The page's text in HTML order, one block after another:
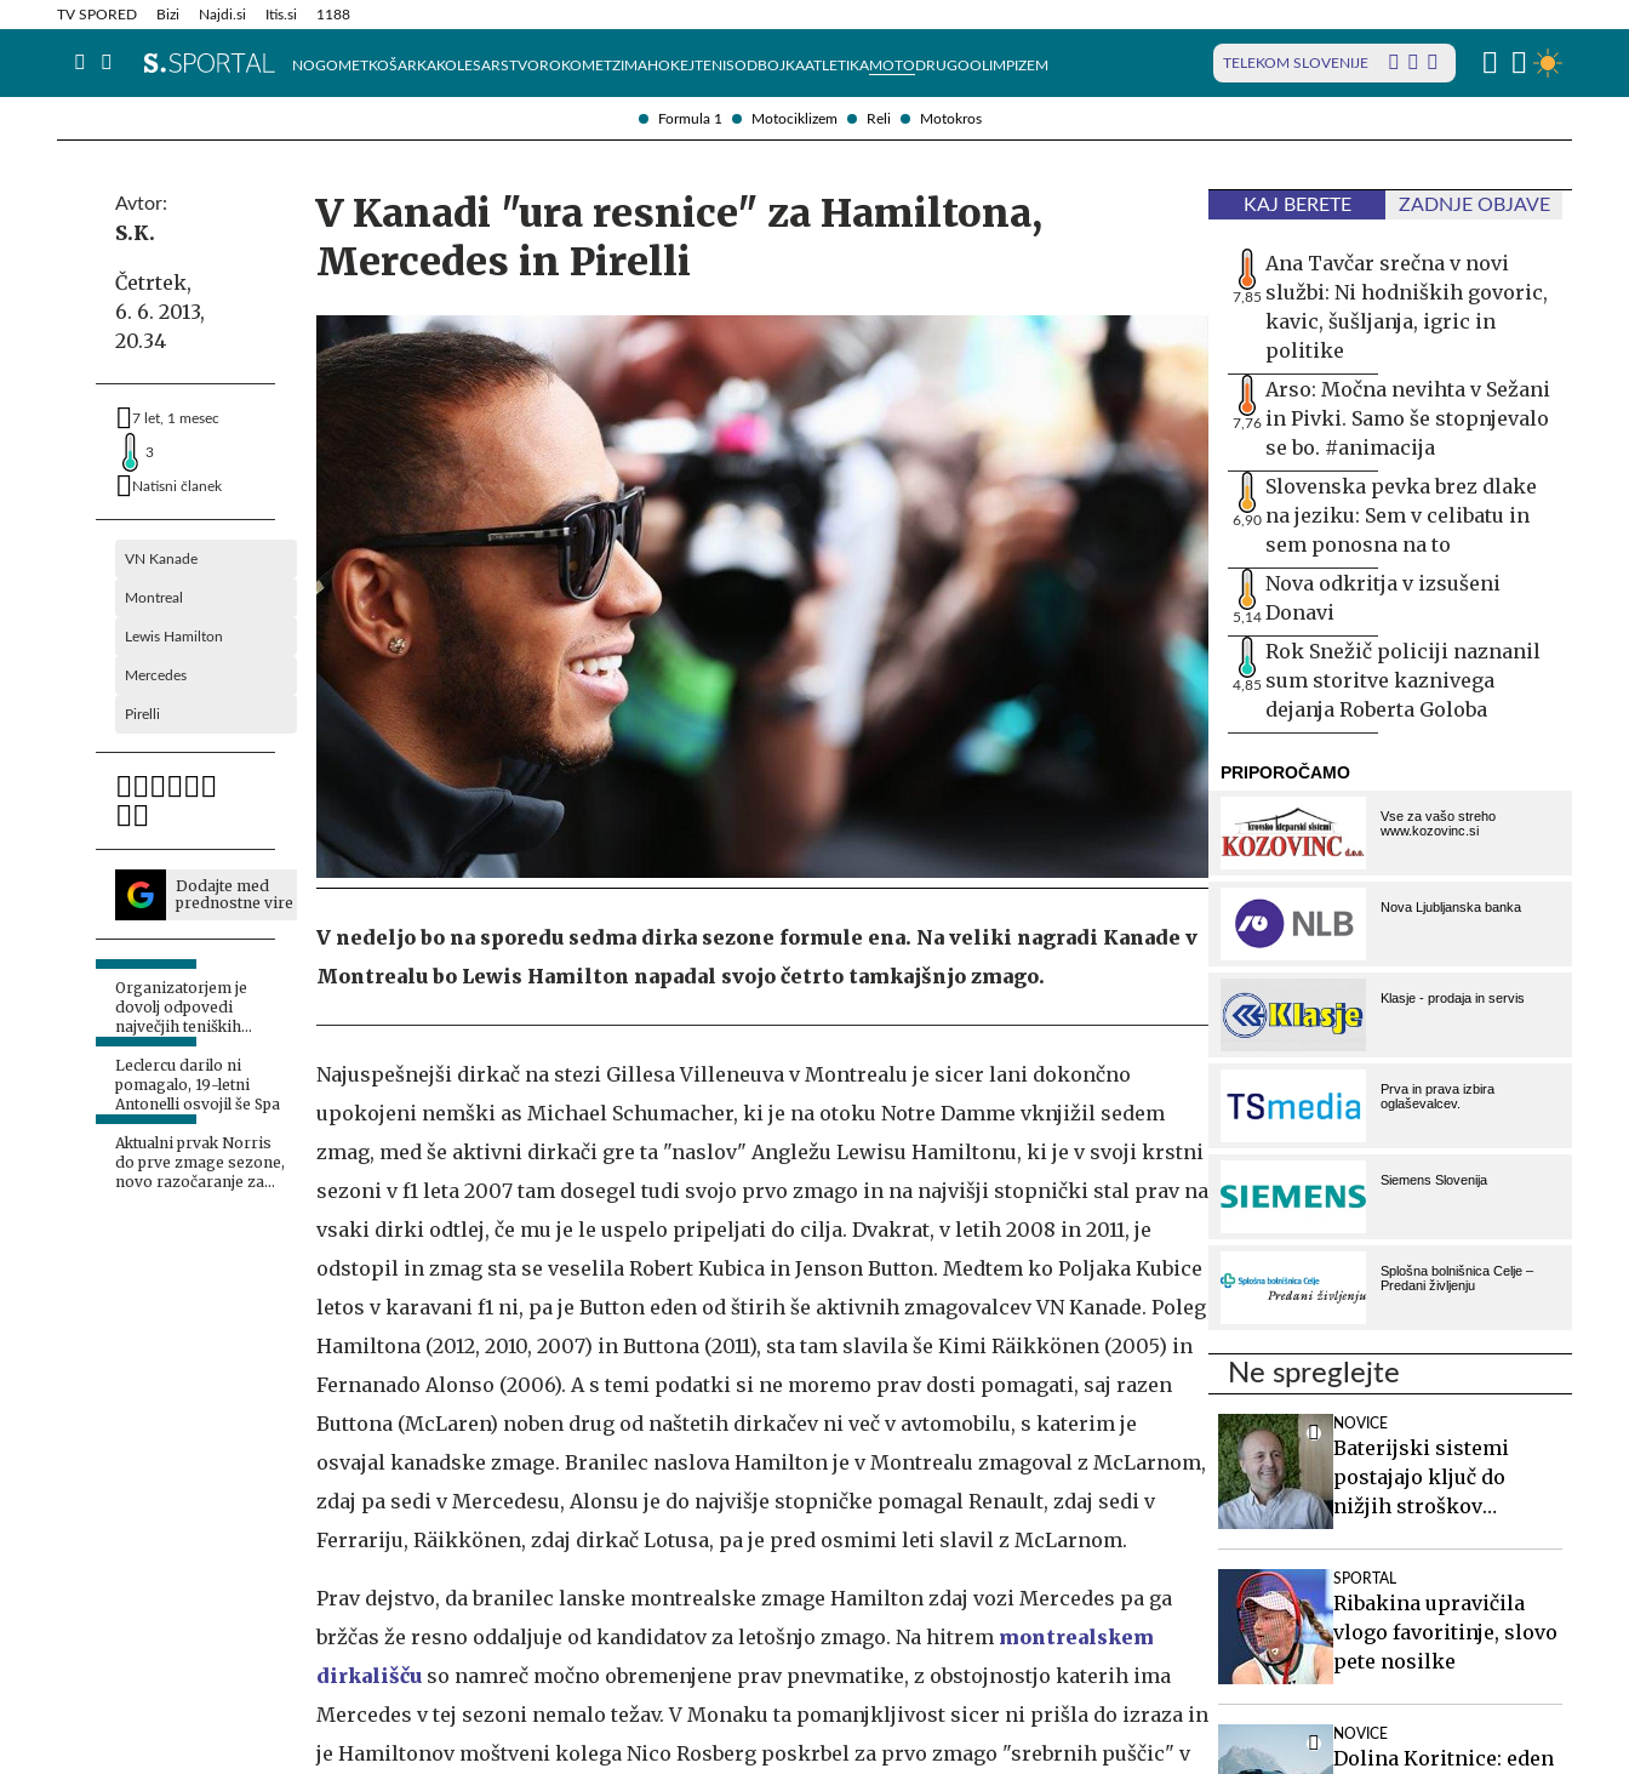
Formula 1 Motociklizem Reli Motokros
TV SPORED Bizi Najdi.si Itis.si 1188
NOGOMETKOŠARKAKOLESARSTVOROKOMETZIMAHOKEJTENISODBOJKAATLETIKAMOTODRUGOOLIMPIZEM TELEKOM SLOVENIJE
Info in obvestila Tehnik
Avtor:
S.K.
Četrtek,
6. 6. 2013,
20.34
7 let, 1 mesec
3
Natisni članek
VN Kanade
Montreal
Lewis Hamilton
Mercedes
Pirelli
Dodajte med
prednostne vire
Organizatorjem je
dovolj odpovedi
največjih teniških
zvezdnikov
Leclercu darilo ni
pomagalo, 19-letni
Antonelli osvojil še Spa
Aktualni prvak Norris
do prve zmage sezone,
novo razočaranje za
V Kanadi "ura resnice" za Hamiltona,
Mercedes in Pirelli
V nedeljo bo na sporedu sedma dirka sezone formule ena. Na veliki nagradi Kanade v
Montrealu bo Lewis Hamilton napadal svojo četrto tamkajšnjo zmago.
Najuspešnejši dirkač na stezi Gillesa Villeneuva v Montrealu je sicer lani dokončno
upokojeni nemški as Michael Schumacher, ki je na otoku Notre Damme vknjižil sedem
zmag, med še aktivni dirkači gre ta "naslov" Angležu Lewisu Hamiltonu, ki je v svoji krstni
sezoni v f1 leta 2007 tam dosegel tudi svojo prvo zmago in na najvišji stopnički stal prav na
vsaki dirki odtlej, če mu je le uspelo pripeljati do cilja. Dvakrat, v letih 2008 in 2011, je
odstopil in zmag sta se veselila Robert Kubica in Jenson Button. Medtem ko Poljaka Kubice
letos v karavani f1 ni, pa je Button eden od štirih še aktivnih zmagovalcev VN Kanade. Poleg
Hamiltona (2012, 2010, 2007) in Buttona (2011), sta tam slavila še Kimi Räikkönen (2005) in
Fernanado Alonso (2006). A s temi podatki si ne moremo prav dosti pomagati, saj razen
Buttona (McLaren) noben drug od naštetih dirkačev ni več v avtomobilu, s katerim je
osvajal kanadske zmage. Branilec naslova Hamilton je v Montrealu zmagoval z McLarnom,
zdaj pa sedi v Mercedesu, Alonsu je do najvišje stopničke pomagal Renault, zdaj sedi v
Ferrariju, Räikkönen, zdaj dirkač Lotusa, pa je pred osmimi leti slavil z McLarnom.
Prav dejstvo, da branilec lanske montrealske zmage Hamilton zdaj vozi Mercedes pa ga
bržčas že resno oddaljuje od kandidatov za letošnjo zmago. Na hitrem montrealskem
dirkališču so namreč močno obremenjene prav pnevmatike, z obstojnostjo katerih ima
Mercedes v tej sezoni nemalo težav. V Monaku ta pomanjkljivost sicer ni prišla do izraza in
je Hamiltonov moštveni kolega Nico Rosberg poskrbel za prvo zmago "srebrnih puščic" v
KAJ BERETE ZADNJE OBJAVE
7,85
Ana Tavčar srečna v novi
službi: Ni hodniških govoric,
kavic, šušljanja, igric in
politike
7,76
Arso: Močna nevihta v Sežani
in Pivki. Samo še stopnjevalo
se bo. #animacija
6,90
Slovenska pevka brez dlake
na jeziku: Sem v celibatu in
sem ponosna na to
5,14
Nova odkritja v izsušeni
Donavi
4,85
Rok Snežič policiji naznanil
sum storitve kaznivega
dejanja Roberta Goloba
Ne spreglejte
NOVICE
Baterijski sistemi
postajajo ključ do
nižjih stroškov
SPORTAL
Ribakina upravičila
vlogo favoritinje, slovo
pete nosilke
NOVICE
Dolina Koritnice: eden